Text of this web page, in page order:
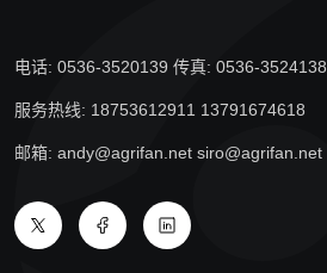
电话: 0536-3520139 传真: 0536-3524138
服务热线: 18753612911 13791674618
邮箱: andy@agrifan.net siro@agrifan.net